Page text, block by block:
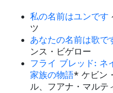
私の名前はユンです
ツ
あなたの名前は歌で
ンス・ビゲロー
フライ ブレッド: ネ
家族の物語* ケビン
ル、フアナ・マルテ